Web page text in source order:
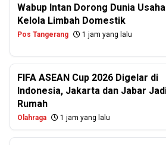
Wabup Intan Dorong Dunia
Kelola Limbah Domestik
Pos Tangerang 1 jam yang lalu
FIFA ASEAN Cup 2026 Digelar di
Indonesia, Jakarta dan Jabar
Rumah
Olahraga 1 jam yang lalu